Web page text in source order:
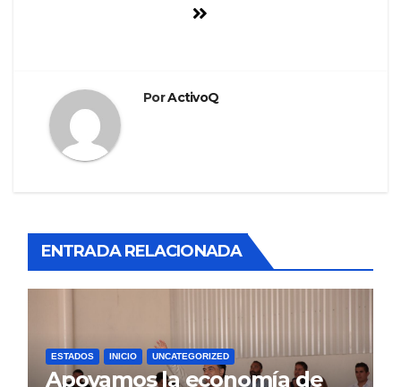
PorActivoQ
ENTRADA RELACIONADA
ESTADOS INICIO UNCATEGORIZED
Apoyamos la economía de